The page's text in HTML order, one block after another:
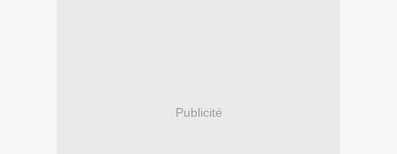
Publicité